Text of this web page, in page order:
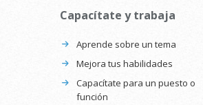
Capacítate y trabaja
Aprende sobre un tema
Mejora tus habilidades
Capacítate para un puesto o
función